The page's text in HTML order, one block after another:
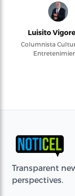
Luisito
Columnista
Transparent
perspectives.